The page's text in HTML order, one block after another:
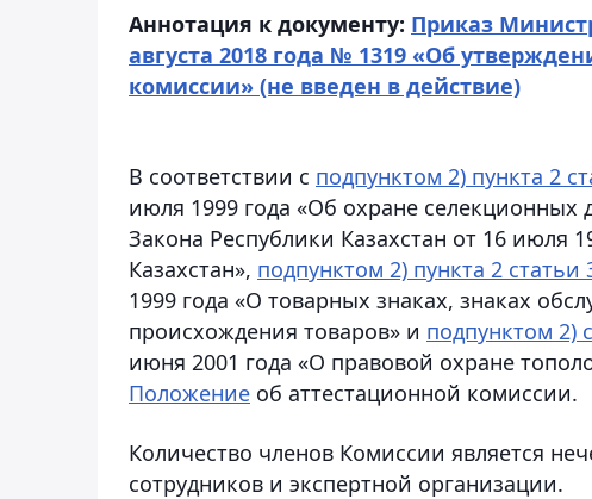
Аннотация к документу: Приказ
августа 2018 года № 1319 «Об
комиссии» (не введен в действие)
В соответствии с подпунктом 2) пункта 2
июля 1999 года «Об охране селекционных
Закона Республики Казахстан от 16 июля
Казахстан», подпунктом 2) пункта 2 статьи
1999 года «О товарных знаках, знаках
происхождения товаров» и подпунктом 2)
июня 2001 года «О правовой охране
Положение об аттестационной комиссии.
Количество членов Комиссии является
сотрудников и экспертной организации.